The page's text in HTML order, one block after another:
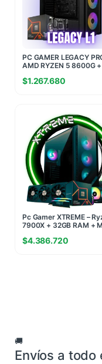
PC GAMER LEGACY
AMD RYZEN 5 8600G +
$1.267.680
Pc Gamer XTREME –
7900X + 32GB RAM +
$4.386.720
🚚
Envíos a todo